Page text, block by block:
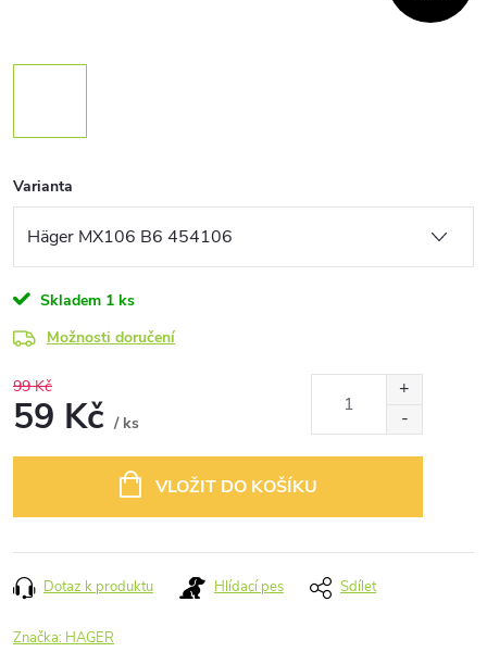
Varianta
Skladem 1 ks
Možnosti doručení
99 Kč
59 Kč / ks
VLOŽIT DO KOŠÍKU
Dotaz k produktu Hlídací pes Sdílet
Značka: HAGER